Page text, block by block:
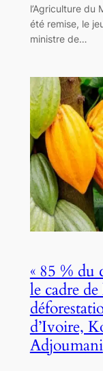
l’Agriculture du
été remise, le
ministre de…
« 85 % du
le cadre
d’Ivoire,
Adjoumani